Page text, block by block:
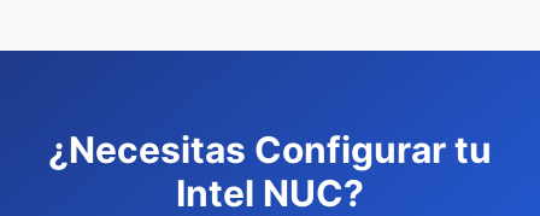
¿Necesitas Configurar tu
Intel NUC?